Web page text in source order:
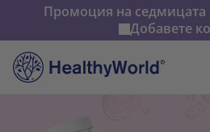
Промоция на седмицата
Добавете